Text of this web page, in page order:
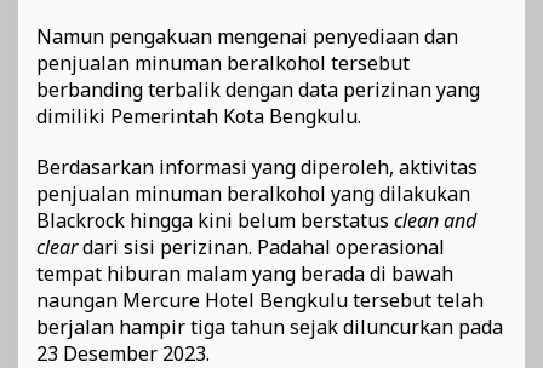
Namun pengakuan mengenai penyediaan dan
penjualan minuman beralkohol tersebut
berbanding terbalik dengan data perizinan yang
dimiliki Pemerintah Kota Bengkulu.
Berdasarkan informasi yang diperoleh, aktivitas
penjualan minuman beralkohol yang dilakukan
Blackrock hingga kini belum berstatus clean and
cleardari sisi perizinan. Padahal operasional
tempat hiburan malam yang berada di bawah
naungan Mercure Hotel Bengkulu tersebut telah
berjalan hampir tiga tahun sejak diluncurkan pada
23 Desember 2023.